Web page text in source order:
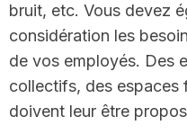
bruit, etc. Vous devez
considération les
de vos employés. Des
collectifs, des espaces
doivent leur être